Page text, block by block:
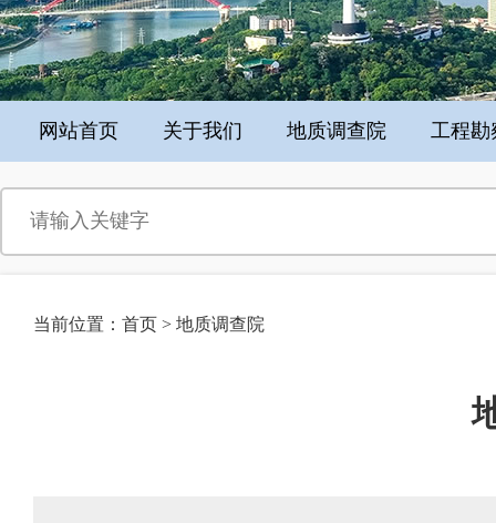
网站首页 关于我们 地质调查院 工程勘
当前位置： 首页 > 地质调查院